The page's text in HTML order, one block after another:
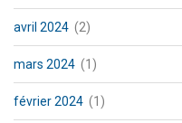
avril 2024 (2)
mars 2024 (1)
février 2024 (1)